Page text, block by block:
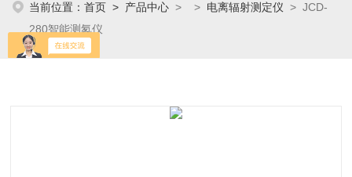
当前位置：首页 > 产品中心 > > 电离辐射测定仪 > JCD-
280智能测氡仪